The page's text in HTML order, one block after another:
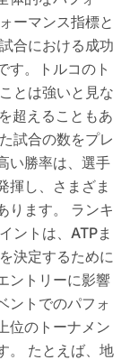
ーマンス指標と
合における成功
す。トルコのト
とは強いと見な
超えることもあ
試合の数をプレ
い勝率は、選手
揮し、さまざま
ります。 ランキ
ントは、ATPま
決定するために
ントリーに影響
ントでのパフォ
位のトーナメン
。 たとえば、地